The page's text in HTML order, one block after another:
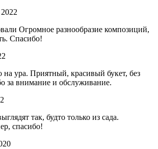
Огромное разнообразие композиций,
Спасибо!
на ура. Приятный, красивый букет, без
за внимание и обслуживание.
так, будто только из сада.
спасибо!